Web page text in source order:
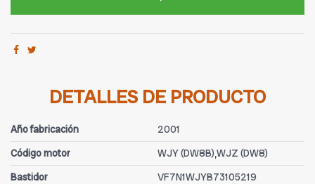
DETALLES DE PRODUCTO
Año fabricación
2001
Código motor
WJY (DW8B),WJZ (DW8)
Bastidor
VF7N1WJYB73105219